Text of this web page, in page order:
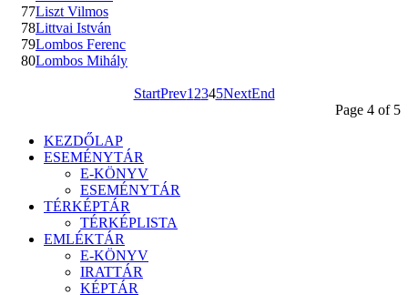
77Liszt Vilmos
78Littvai István
79Lombos Ferenc
80Lombos Mihály
StartPrev1 2345NextEnd
Page 4 of 5
KEZDŐLAP
ESEMÉNYTÁR
E-KÖNYV
ESEMÉNYTÁR
TÉRKÉPTÁR
TÉRKÉPLISTA
EMLÉKTÁR
E-KÖNYV
IRATTÁR
KÉPTÁR